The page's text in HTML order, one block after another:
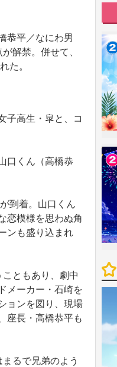
恭平／なにわ男
解禁。併せて、
た。
子高生・皐と、コ
口くん（高橋恭
到着。山口くん
恋模様を思わぬ角
ンも盛り込まれ
ともあり、劇中
メーカー・石崎を
ョンを図り、現場
座長・高橋恭平も
るで兄弟のよう